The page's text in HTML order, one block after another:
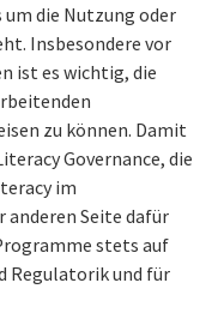
die Nutzung oder
Insbesondere vor
ist es wichtig, die
zu können. Damit
Governance, die
im
anderen Seite dafür
stets auf
Regulatorik und für